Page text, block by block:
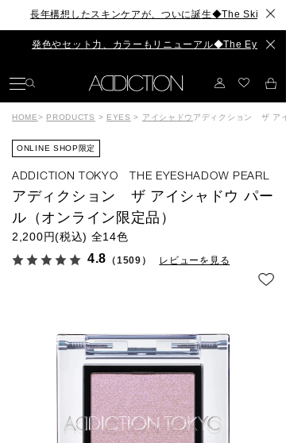
長年構想したスキンケアが、ついに誕生◆The Skincare
発色やセット力、カラーもリニューアル◆The Eyebrow
HOME> PRODUCTS > EYES > アイシャドウ アディクション ザ ア
ONLINE SHOP限定
ADDICTION TOKYO THE EYESHADOW PEARL
アディクション ザ アイシャドウ パー
ル（オンライン限定品）
2,200円(税込) 全14色
4.8 （1509） レビューを見る